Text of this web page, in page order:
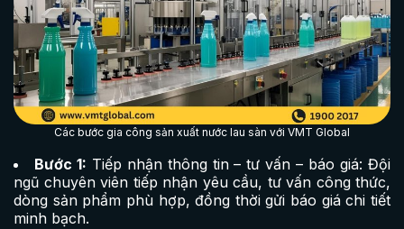
Các bước gia công sản xuất nước lau sàn với VMT Global
Bước 1: Tiếp nhận thông tin – tư vấn – báo giá: Đội
ngũ chuyên viên tiếp nhận yêu cầu, tư vấn công thức,
dòng sản phẩm phù hợp, đồng thời gửi báo giá chi tiết
minh bạch.